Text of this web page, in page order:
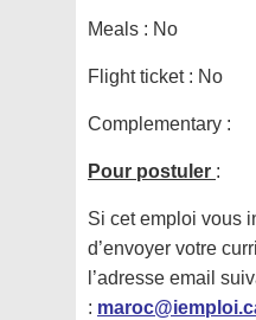
Meals : No
Flight ticket : No
Complementary :
Pour postuler :
Si cet emploi vous
d’envoyer votre
l’adresse email
: